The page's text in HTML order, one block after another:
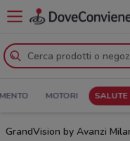
MOTORI SALUTE
GrandVision by Avanzi